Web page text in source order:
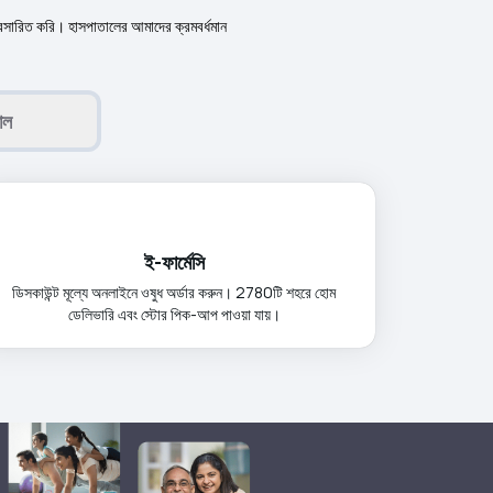
করি। হাসপাতালের আমাদের ক্রমবর্ধমান
ই-ফার্মেসি
ডিসকাউন্ট মূল্যে অনলাইনে ওষুধ অর্ডার করুন। 2780টি শহরে হোম
ডেলিভারি এবং স্টোর পিক-আপ পাওয়া যায়।